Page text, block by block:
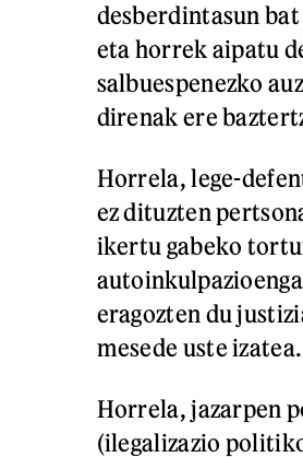
desberdintasun
eta horrek aipatu
salbuespenezko
direnak ere
Horrela, lege-
ez dituzten
ikertu gabeko
eragozten du
mesede uste izatea.
Horrela, jazarpen
(ilegalizazio